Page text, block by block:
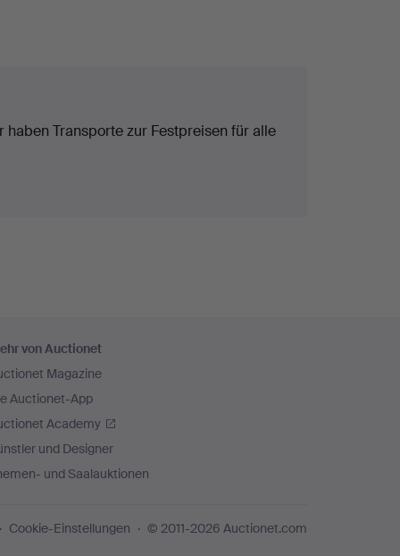
Transporte zur Festpreisen für alle
von Auctionet
Magazine
Auctionet-App
Academy
und Designer
und Saalauktionen
Cookie-Einstellungen © 2011-2026 Auctionet.com